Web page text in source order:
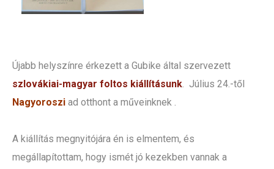
Újabb helyszínre érkezett a Gubike által szervezett
szlovákiai-magyar foltos kiállításunk. Július 24.-től
Nagyoroszi ad otthont a műveinknek .
A kiállítás megnyitójára én is elmentem, és
megállapítottam, hogy ismét jó kezekben vannak a